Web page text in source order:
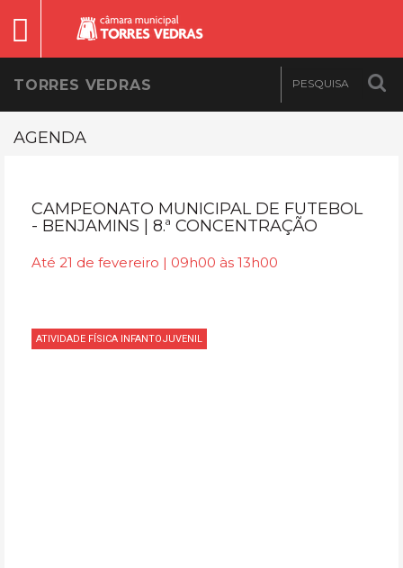
TORRES VEDRAS
AGENDA
CAMPEONATO MUNICIPAL DE FUTEBOL
- BENJAMINS | 8.ª CONCENTRAÇÃO
Até 21 de fevereiro | 09h00 às 13h00
ATIVIDADE FÍSICA INFANTOJUVENIL